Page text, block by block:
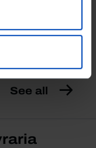
See all